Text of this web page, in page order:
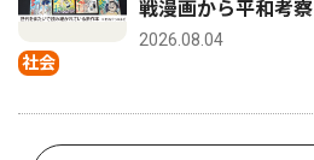
社会
戦漫画から平和考察
2026.08.04